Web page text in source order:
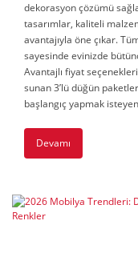
dekorasyon çözümü
tasarımlar, kaliteli
avantajıyla öne çıkar.
sayesinde evinizde
Avantajlı fiyat
sunan 3’lü düğün
başlangıç yapmak
Devamı